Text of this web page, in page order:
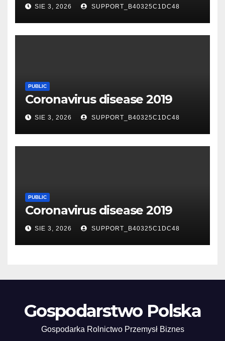
SIE 3, 2026 SUPPORT_B40325C1DC48
PUBLIC
Coronavirus disease 2019
SIE 3, 2026 SUPPORT_B40325C1DC48
PUBLIC
Coronavirus disease 2019
SIE 3, 2026 SUPPORT_B40325C1DC48
Gospodarstwo Polska
Gospodarka Rolnictwo Przemysł Biznes